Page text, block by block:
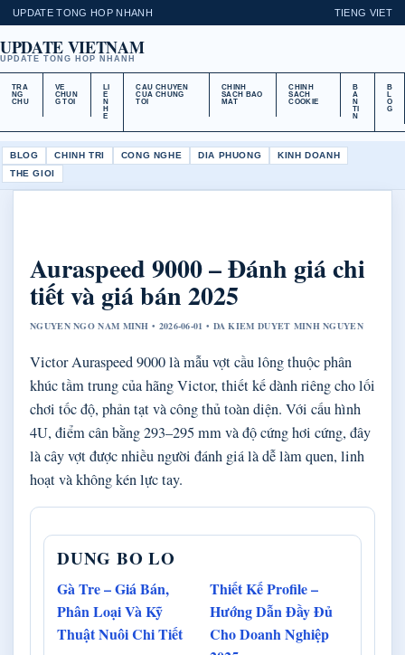
UPDATE TONG HOP NHANH TIENG VIET
UPDATE VIETNAM
UPDATE TONG HOP NHANH
TRA
NG
CHU
VE
CHUN
G TOI
LI
E
N
H
E
CAU CHUYEN
CUA CHUNG
TOI
CHINH
SACH BAO
MAT
CHINH
SACH
COOKIE
B
A
N
TI
N
B
L
O
G
BLOG CHINH TRI CONG NGHE DIA PHUONG
KINH DOANH
THE GIOI
Auraspeed 9000 – Đánh giá chi
tiết và giá bán 2025
NGUYEN NGO NAM MINH • 2026-06-01 • DA KIEM DUYET MINH NGUYEN
Victor Auraspeed 9000 là mẫu vợt cầu lông thuộc phân
khúc tầm trung của hãng Victor, thiết kế dành riêng cho lối
chơi tốc độ, phản tạt và công thủ toàn diện. Với cấu hình
4U, điểm cân bằng 293–295 mm và độ cứng hơi cứng, đây
là cây vợt được nhiều người đánh giá là dễ làm quen, linh
hoạt và không kén lực tay.
DUNG BO LO
Gà Tre – Giá Bán,
Phân Loại Và Kỹ
Thuật Nuôi Chi Tiết
Thiết Kế Profile –
Hướng Dẫn Đầy Đủ
Cho Doanh Nghiệp